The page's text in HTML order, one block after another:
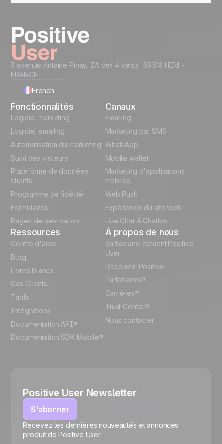
🍪
3 avenue Antoine Pinay, ZA des 4 vents 59510 HEM -
FRANCE
French
English
German
Italian
Fonctionnalités
Logiciel marketing
Logiciel emailing
Automatisation du marketing
Suivi des visiteurs
Plateforme de données
clients
Programme de fidélité
Formulaires
Pages de destination
Canaux
Emailing
Marketing par SMS
WhatsApp
Mobile wallet
Marketing d'applications
mobiles
Web Push
Expérience du site web
Live Chat & Chatbot
Ressources
Centre d'aide
Blog
Livres blancs
Cas Clients
Tarifs
Intégrations
Documentation API
Documentation SDK Mobile
À propos de nous
Sarbacane devient Positive
User
Découvrir Positive
Partenaires
Carrières
Trust Center
Nous contacter
Positive User Newsletter
S'abonner
Recevez les dernières nouveautés et annonces
produit de Positive User